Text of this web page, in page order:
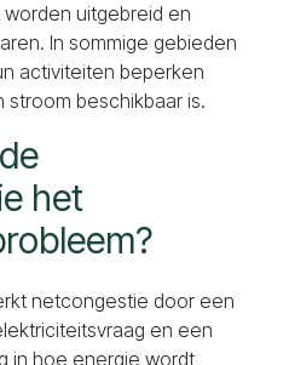
uitgebreid en
In sommige gebieden
activiteiten beperken
beschikbaar is.
het
netcongestie door een
en een
in hoe energie wordt